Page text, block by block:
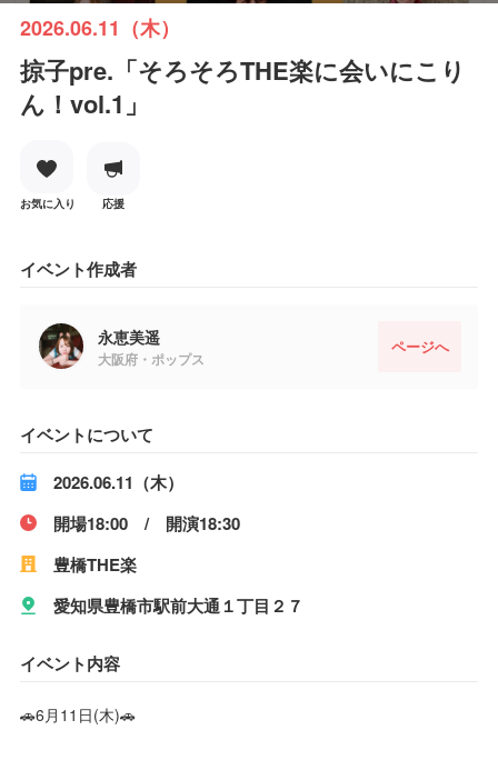
2026.06.11（木）
掠子pre.「そろそろTHE楽に会いにこり
ん！vol.1」
お気に入り 応援
イベント作成者
永恵美遥
大阪府・ポップス
ページへ
イベントについて
2026.06.11（木）
開場18:00 / 開演18:30
豊橋THE楽
愛知県豊橋市駅前大通１丁目２７
イベント内容
🚗6月11日(木)🚗